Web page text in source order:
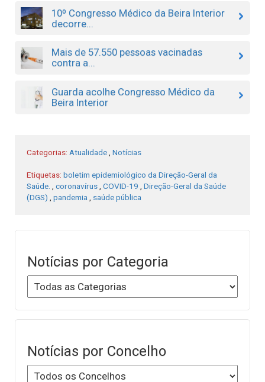
10º Congresso Médico da Beira Interior
decorre...
Mais de 57.550 pessoas vacinadas
contra a...
Guarda acolhe Congresso Médico da
Beira Interior
Categorias: Atualidade Notícias
Etiquetas: boletim epidemiológico da Direção-Geral da
Saúde.
coronavírus COVID-19
Direção-Geral da Saúde
(DGS)
pandemia saúde pública
Notícias por Categoria
Notícias por Concelho